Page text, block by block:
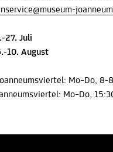
27. Juli
10. August
Mo–Do, 8-
Mo–Do,